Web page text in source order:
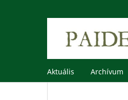
Aktuális Archívum